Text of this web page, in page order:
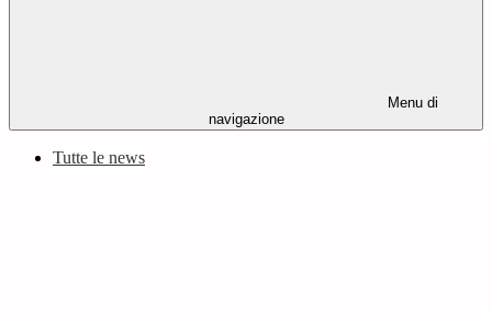
Menu di
navigazione
Tutte le news